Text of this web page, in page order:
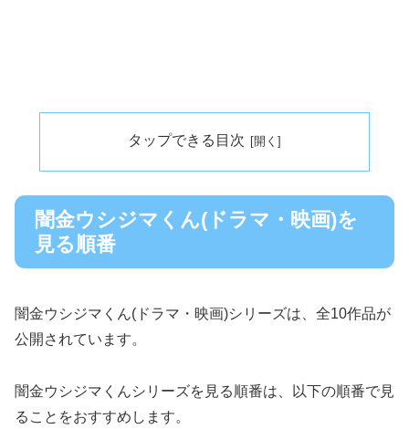
タップできる目次
闇金ウシジマくん(ドラマ・映画)を
見る順番
闇金ウシジマくん(ドラマ・映画)シリーズは、全10作品が
公開されています。
闇金ウシジマくんシリーズを見る順番は、以下の順番で見
ることをおすすめします。